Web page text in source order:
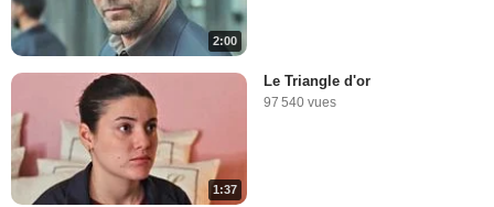
2:00
1:37
Le Triangle d'or
97 540 vues